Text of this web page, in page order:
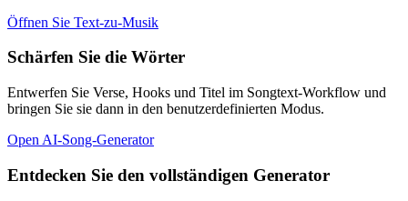
Öffnen Sie Text-zu-Musik
Schärfen Sie die Wörter
Entwerfen Sie Verse, Hooks und Titel im Songtext-Workflow und
bringen Sie sie dann in den benutzerdefinierten Modus.
Open AI-Song-Generator
Entdecken Sie den vollständigen Generator